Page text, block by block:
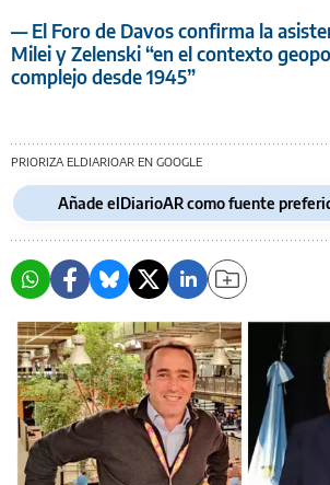
— El Foro de Davos confirma la
Milei y Zelenski “en el contexto
complejo desde 1945”
PRIORIZA ELDIARIOAR EN GOOGLE
Añade elDiarioAR como fuente